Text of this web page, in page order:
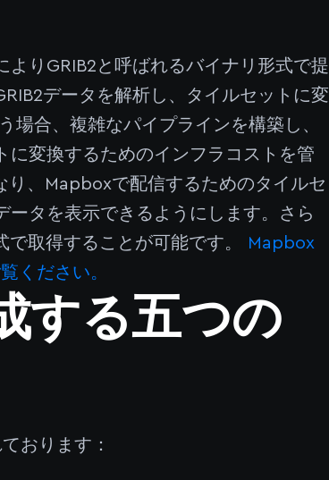
りGRIB2と呼ばれるバイナリ形式で提
データを解析し、タイルセットに変
場合、複雑なパイプラインを構築し、
に変換するためのインフラコストを管
り、Mapboxで配信するためのタイルセ
ータを表示できるようにします。さら
取得することが可能です。
Mapbox
ください。
する五つの
おります：